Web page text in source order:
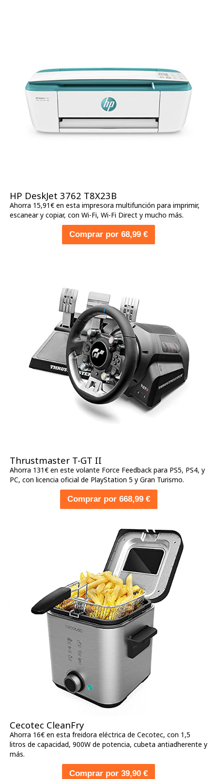
HP DeskJet 3762 T8X23B
Ahorra 15,91€ en esta impresora multifunción para imprimir,
escanear y copiar, con Wi-Fi, Wi-Fi Direct y mucho más.
Comprar por 68,99 €
Thrustmaster T-GT II
Ahorra 131€ en este volante Force Feedback para PS5, PS4, y
PC, con licencia oficial de PlayStation 5 y Gran Turismo.
Comprar por 668,99 €
Cecotec CleanFry
Ahorra 16€ en esta freidora eléctrica de Cecotec, con 1,5
litros de capacidad, 900W de potencia, cubeta antiadherente y
más.
Comprar por 39,90 €